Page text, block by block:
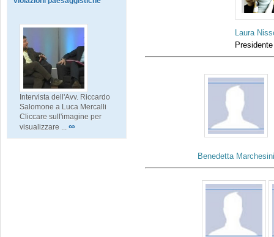
Intervista dell'Avv. Riccardo
Salomone a Luca Mercalli
Cliccare sull'imagine per
visualizzare ... ∞
Laura
Presidente
Benedetta